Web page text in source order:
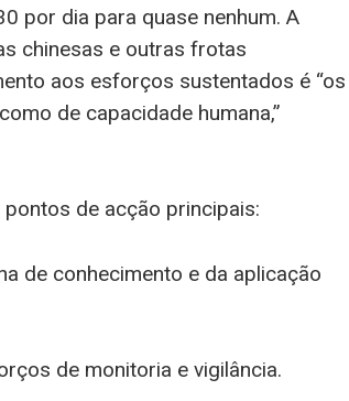
por dia para quase nenhum. A
chinesas e outras frotas
aos esforços sustentados é “os
de capacidade humana,”
de acção principais:
de conhecimento e da aplicação
de monitoria e vigilância.